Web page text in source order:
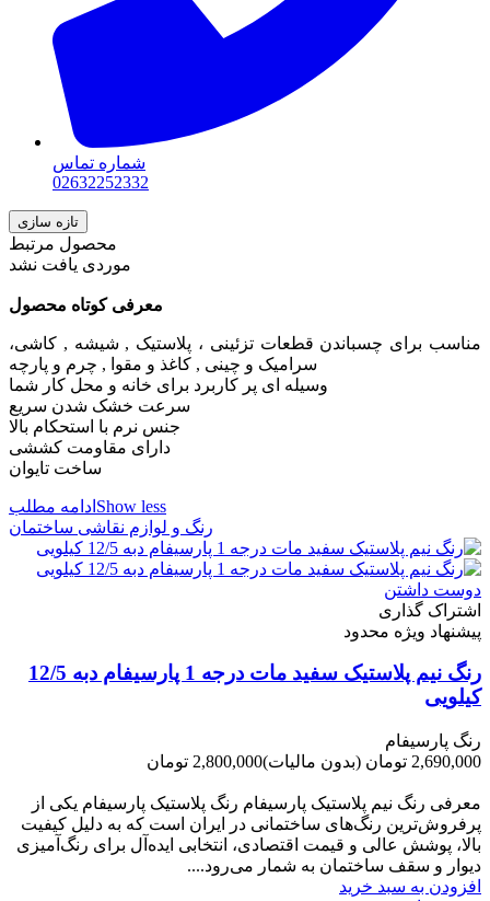
شماره تماس
02632252332
محصول مرتبط
موردی یافت نشد
معرفی کوتاه محصول
مناسب برای چسباندن قطعات تزئینی ، پلاستیک , شیشه , کاشی،
سرامیک و چینی , کاغذ و مقوا , چرم و پارچه
وسیله ای پر کاربرد برای خانه و محل کار شما
سرعت خشک شدن سریع
جنس نرم با استحکام بالا
دارای مقاومت کششی
ساخت تایوان
ادامه مطلب Show less
رنگ و لوازم نقاشی ساختمان
دوست داشتن
اشتراک گذاری
پیشنهاد ویژه محدود
رنگ نیم پلاستیک سفید مات درجه 1 پارسیفام دبه 12/5
کیلویی
رنگ پارسیفام
2,690,000 تومان
(بدون مالیات)2,800,000 تومان
معرفی رنگ نیم پلاستیک پارسیفام رنگ پلاستیک پارسیفام یکی از
پرفروش‌ترین رنگ‌های ساختمانی در ایران است که به دلیل کیفیت
بالا، پوشش عالی و قیمت اقتصادی، انتخابی ایده‌آل برای رنگ‌آمیزی
دیوار و سقف ساختمان به شمار می‌رود....
افزودن به سبد خرید